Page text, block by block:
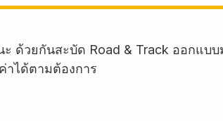
ด้วยกันสะบัด Road & Track ออกแบ
าได้ตามต้องการ